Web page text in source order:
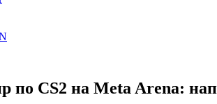
по CS2 на Meta Arena: